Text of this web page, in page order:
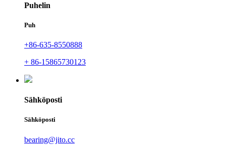
Puhelin
Puh
+86-635-8550888
+ 86-15865730123
Sähköposti
Sähköposti
bearing@jito.cc